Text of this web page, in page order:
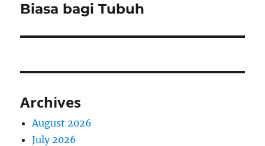
post:
Biasa bagi Tubuh
Archives
August 2026
July 2026